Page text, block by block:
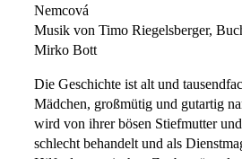
Nemcová
Musik von Timo Riegelsberger,
Mirko Bott
Die Geschichte ist alt und
Mädchen, großmütig und gutartig
wird von ihrer bösen Stiefmutter
schlecht behandelt und als